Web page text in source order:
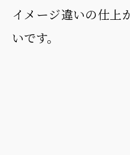
イメージ違いの仕上
いです。